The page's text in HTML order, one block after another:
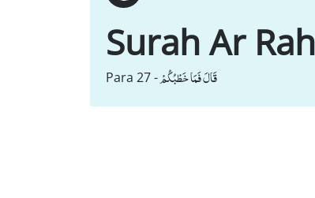
Surah Ar
Para 27 -قَالَ فَمَا خَطْبُكُمْ